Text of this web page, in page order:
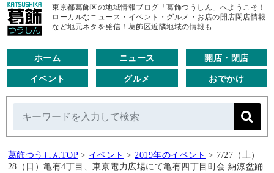
東京都葛飾区の地域情報ブログ「葛飾つうしん」へようこそ！
ローカルなニュース・イベント・グルメ・お店の開店閉店情報
など地元ネタを発信！葛飾区近隣地域の情報も
ホーム ニュース 開店・閉店
イベント グルメ おでかけ
葛飾つうしんTOP > イベント > 2019年のイベント > 7/27（土）
28（日）亀有4丁目、東京電力広場にて亀有四丁目町会 納涼盆踊